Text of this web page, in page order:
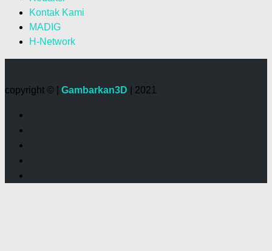
Kontak Kami
MADIG
H-Network
copyright © | Gambarkan3D | 2021